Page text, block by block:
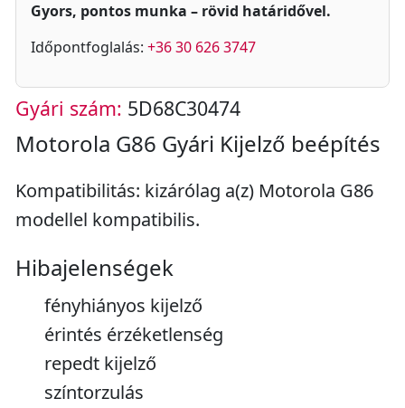
Gyors, pontos munka – rövid határidővel.
Időpontfoglalás: +36 30 626 3747
Gyári szám: 5D68C30474
Motorola G86 Gyári Kijelző beépítés
Kompatibilitás: kizárólag a(z) Motorola G86
modellel kompatibilis.
Hibajelenségek
fényhiányos kijelző
érintés érzéketlenség
repedt kijelző
színtorzulás